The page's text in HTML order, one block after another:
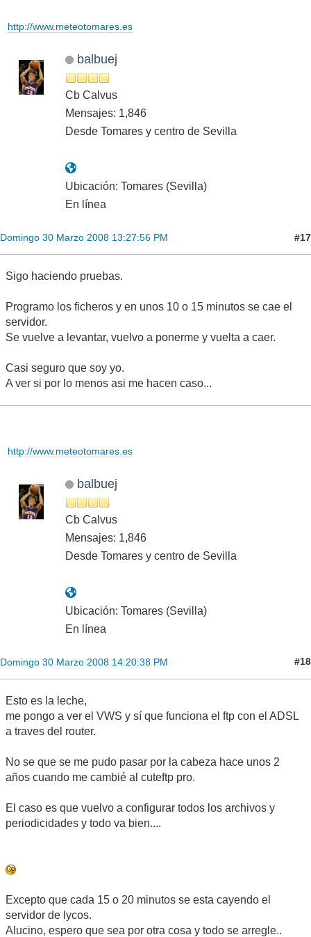
http://www.meteotomares.es
balbuej
Cb Calvus
Mensajes: 1,846
Desde Tomares y centro de Sevilla
Ubicación: Tomares (Sevilla)
En línea
Domingo 30 Marzo 2008 13:27:56 PM #17
Sigo haciendo pruebas.
Programo los ficheros y en unos 10 o 15 minutos se cae el
servidor.
Se vuelve a levantar, vuelvo a ponerme y vuelta a caer.
Casi seguro que soy yo.
A ver si por lo menos asi me hacen caso...
http://www.meteotomares.es
balbuej
Cb Calvus
Mensajes: 1,846
Desde Tomares y centro de Sevilla
Ubicación: Tomares (Sevilla)
En línea
Domingo 30 Marzo 2008 14:20:38 PM #18
Esto es la leche,
me pongo a ver el VWS y sí que funciona el ftp con el ADSL
a traves del router.
No se que se me pudo pasar por la cabeza hace unos 2
años cuando me cambié al cuteftp pro.
El caso es que vuelvo a configurar todos los archivos y
periodicidades y todo va bien....
Excepto que cada 15 o 20 minutos se esta cayendo el
servidor de lycos.
Alucino, espero que sea por otra cosa y todo se arregle..